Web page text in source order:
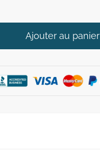
Ajouter au panier